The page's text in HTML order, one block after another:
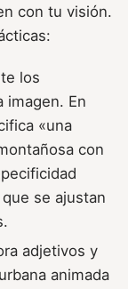
con tu visión.
los
imagen. En
«una
con
se ajustan
adjetivos y
animada